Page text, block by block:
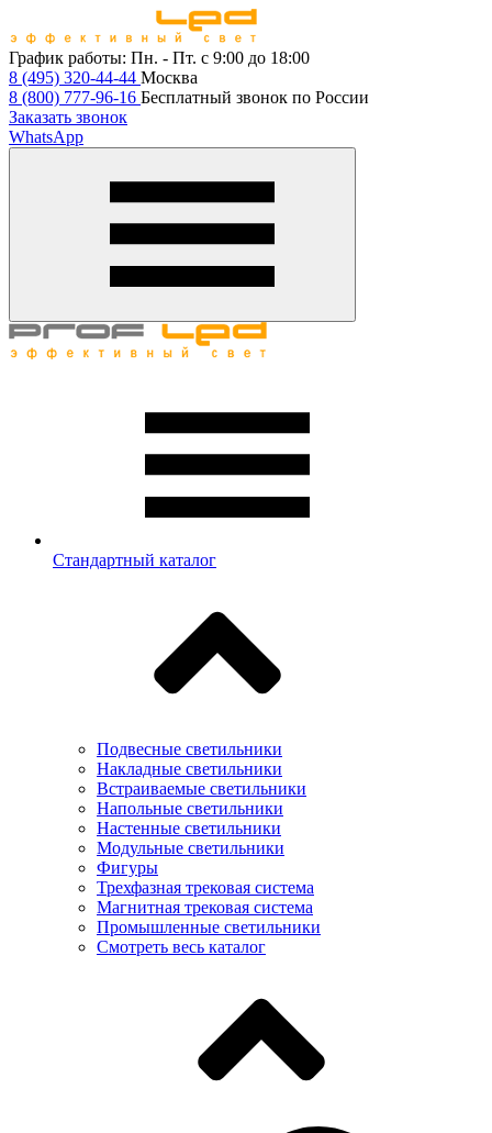
График работы: Пн. - Пт. с 9:00 до 18:00
8 (495) 320-44-44 Москва
8 (800) 777-96-16 Бесплатный звонок по России
Заказать звонок
WhatsApp
Стандартный каталог
Подвесные светильники
Накладные светильники
Встраиваемые светильники
Напольные светильники
Настенные светильники
Модульные светильники
Фигуры
Трехфазная трековая система
Магнитная трековая система
Промышленные светильники
Смотреть весь каталог